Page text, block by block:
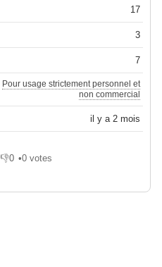
17
3
7
Pour usage strictement personnel et
non commercial
il y a 2 mois
👎0
Je n'aime pas
•0 votes